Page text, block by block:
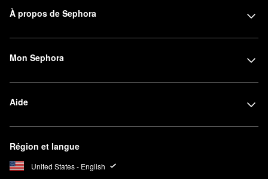
À propos de Sephora
Mon Sephora
Aide
Région et langue
United States - English